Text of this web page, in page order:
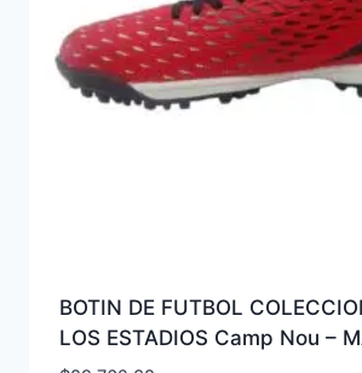
BOTIN DE FUTBOL
LOS ESTADIOS Camp Nou –